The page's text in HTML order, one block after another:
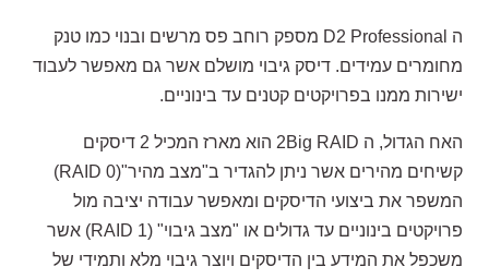
ה Professional
מספק רוחב פס מרשים ובנוי כמו טנק
מחומרים עמידים. דיסק גיבוי מושלם אשר גם מאפשר לעבוד
ישירות ממנו בפרויקטים קטנים עד בינוניים.
האח הגדול, ה
הוא מארז המכיל 2 דיסקים
קשיחים מהירים אשר ניתן להגדיר ב"מצב מהיר"(RAID 0)
המשפר את ביצועי הדיסקים ומאפשר עבודה יציבה מול
פרויקטים בינוניים עד גדולים או "מצב גיבוי" (
RAID 1)
אשר
משכפל את המידע בין הדיסקים ויוצר גיבוי מלא ותמידי של